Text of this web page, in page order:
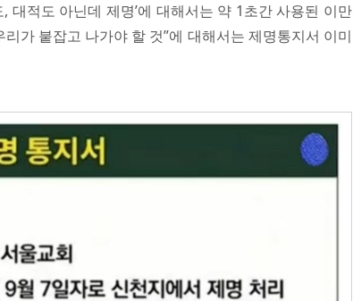
적도 아닌데 제명’에 대해서는 약 1초간 사용된 이만
가 붙잡고 나가야 할 것”에 대해서는 제명통지서 이미